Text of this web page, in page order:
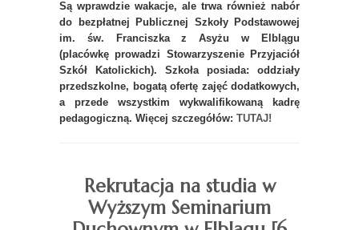
Są wprawdzie wakacje, ale trwa również nabór
do bezpłatnej Publicznej Szkoły Podstawowej
im. św. Franciszka z Asyżu w Elblągu
(placówkę prowadzi Stowarzyszenie Przyjaciół
Szkół Katolickich). Szkoła posiada: oddziały
przedszkolne, bogatą ofertę zajęć dodatkowych,
a przede wszystkim wykwalifikowaną kadrę
pedagogiczną. Więcej szczegółów: TUTAJ!
Rekrutacja na studia w
Wyższym Seminarium